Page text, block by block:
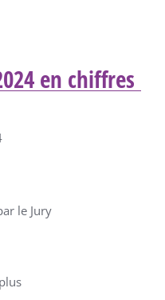
en chiffres
le Jury